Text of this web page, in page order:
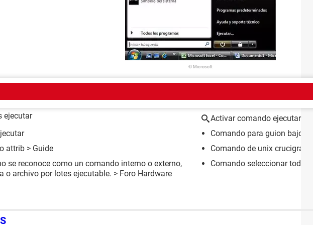
© Microsoft
DEL MISMO TEMA
ejecutar
Activar comando ejecutar
Comando para guion bajo
attrib > Guide Comando de unix crucigrama
se reconoce como un comando interno o externo,
o archivo por lotes ejecutable. > Foro Hardware
Comando seleccionar todo